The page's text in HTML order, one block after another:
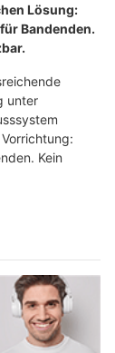
Lösung:
Bandenden.
unter
Kein